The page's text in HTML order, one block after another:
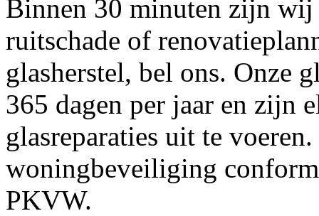
Binnen 30 minuten zijn wij
ruitschade of
glasherstel, bel ons. Onze
365 dagen per jaar en zijn
glasreparaties uit te
woningbeveiliging
PKVW.